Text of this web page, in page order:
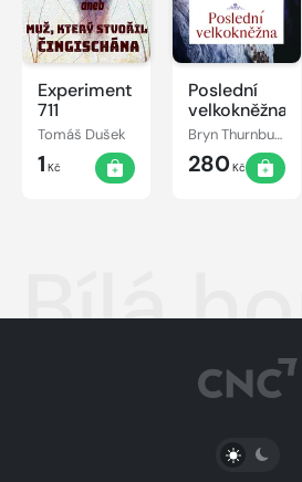
Experiment
711
Tomáš Dušek
1 Kč
Poslední
velkokněžna
Bryn Thurnbullová
280Kč
Bílá